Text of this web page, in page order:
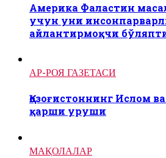
Америка Фаластин
учун уни
айлантирмоқчи
АР-РОЯ ГАЗЕТАСИ
Қозоғистоннинг Ислом
қарши уруши
МАҚОЛАЛАР